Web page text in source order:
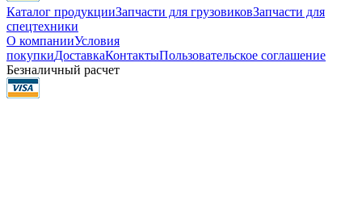
Каталог продукцииЗапчасти для грузовиковЗапчасти для
спецтехники
О компанииУсловия
покупкиДоставкаКонтактыПользовательское соглашение
Безналичный расчет